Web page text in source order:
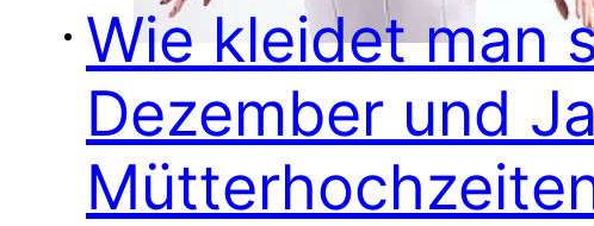
Wie kleidet man
Dezember und